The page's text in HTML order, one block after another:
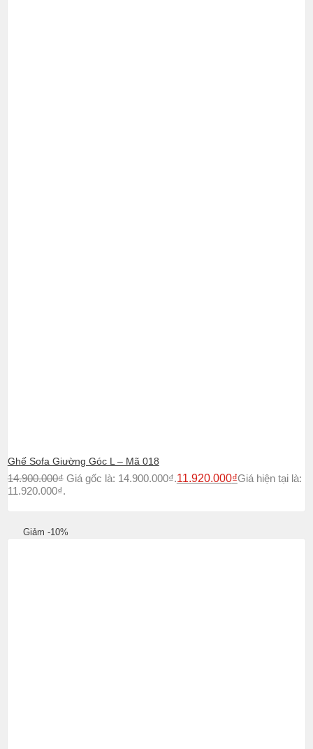
Ghế Sofa Giường Góc L – Mã 018
14.900.000₫ Giá gốc là: 14.900.000₫.11.920.000₫Giá hiện tại là:
11.920.000₫.
Giảm -10%